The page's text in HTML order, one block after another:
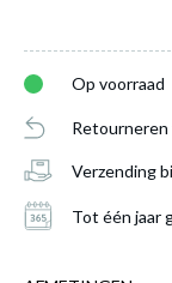
Op voorraad
Verzending
Tot één jaar